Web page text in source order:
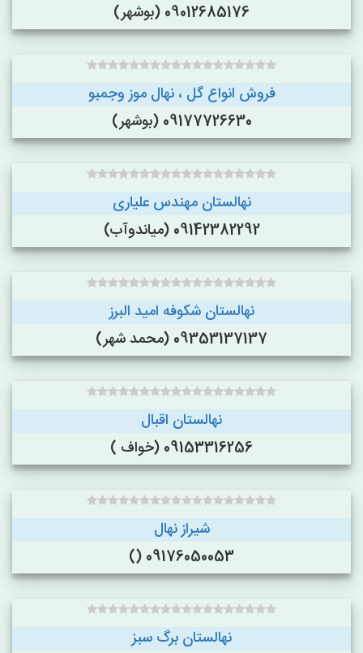
09012685176 (بوشهر)
فروش انواع گل ، نهال موز وجمبو
09177726630 (بوشهر)
نهالستان مهندس علیاری
09142382292 (میاندوآب)
نهالستان شکوفه امید البرز
09353137137 (محمد شهر)
نهالستان اقبال
09153316256 (خواف )
شیراز نهال
09176050053 ()
نهالستان برگ سبز